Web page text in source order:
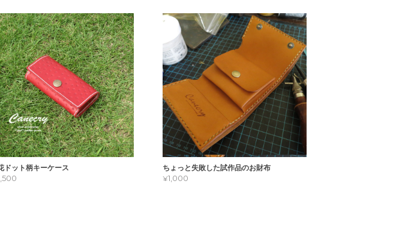
ドット柄キーケース ちょっと失敗した試作品のお財布
¥1,000